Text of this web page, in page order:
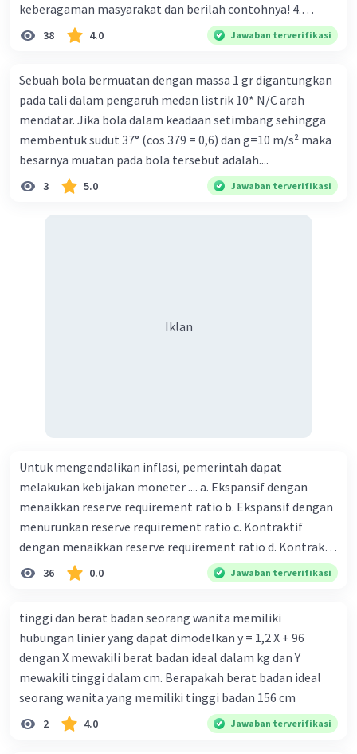
keberagaman masyarakat dan berilah contohnya! 4.
Mengapa dalam masyarakat yang memiliki keberagaman
bahasa, dan budaya. Berdasarkan pernyataan tersebut,
apa yang dapat kalian lakukan untuk menjaga
keberagaman supaya terhindar dari konflik?
38 4.0 Jawaban terverifikasi
Sebuah bola bermuatan dengan massa 1 gr digantungkan
pada tali dalam pengaruh medan listrik 10* N/C arah
mendatar. Jika bola dalam keadaan setimbang sehingga
membentuk sudut 37° (cos 379 = 0,6) dan g=10 m/s² maka
besarnya muatan pada bola tersebut adalah....
3 5.0 Jawaban terverifikasi
Iklan
Untuk mengendalikan inflasi, pemerintah dapat
melakukan kebijakan moneter .... a. Ekspansif dengan
menaikkan reserve requirement ratio b. Ekspansif dengan
menurunkan reserve requirement ratio c. Kontraktif
dengan menaikkan reserve requirement ratio d. Kontraktif
dengan menurunkan reserve requirement ratio e.
Ekspansif dengan menaikkan tingkat diskonto Bila Bank
ceteris paribus maka .... a. Menimbulkan inflasi di mana
bentuk kurva jumlah uang beredar (penawaran uang) naik
dari kiri bawah ke kanan atas b. Menimbulkan deflasi di
mana bentuk kurva jumlah uang beredar (penawaran
uang) naik dari kiri bawah ke kanan atas c. Tingkat bunga
meningkat di mana bentuk kurva jumlah uang beredar
36 0.0 Jawaban terverifikasi
tinggi dan berat badan seorang wanita memiliki
hubungan linier yang dapat dimodelkan y = 1,2 X + 96
dengan X mewakili berat badan ideal dalam kg dan Y
mewakili tinggi dalam cm. Berapakah berat badan ideal
seorang wanita yang memiliki tinggi badan 156 cm
2 4.0 Jawaban terverifikasi